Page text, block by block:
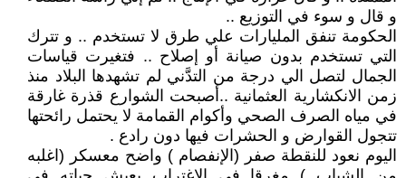
و قال و سوء في التوزيع ..
الحكومة تنفق المليارات علي طرق لا تستخدم .. و تترك
التي تستخدم بدون صيانة أو إصلاح .. فتغيرت قياسات
الجمال لتصل الي درجة من التدَّني لم تشهدها البلاد منذ
زمن الانكشارية العثمانية ..أصبحت الشوارع قذرة غارقة
في مياه الصرف الصحي وأكوام القمامة لا يحتمل رائحتها
تتجول القوارض و الحشرات فيها دون رادع .
اليوم نعود للنقطة صفر (الإنفصام ) واضح معسكر (اغلبه